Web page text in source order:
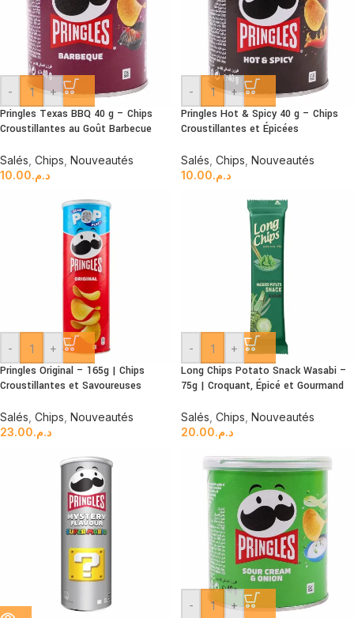
- +
Pringles Texas BBQ 40 g – Chips
Croustillantes au Goût Barbecue
Salés Chips Nouveautés
د.م.10.00
- +
Pringles Hot & Spicy 40 g – Chips
Croustillantes et Épicées
Salés Chips Nouveautés
د.م.10.00
- +
Pringles Original – 165g | Chips
Croustillantes et Savoureuses
Salés Chips Nouveautés
د.م.23.00
- +
Long Chips Potato Snack Wasabi –
75g | Croquant, Épicé et Gourmand
Salés Chips Nouveautés
د.م.20.00
- +